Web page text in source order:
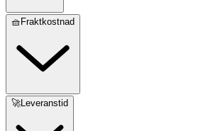
🧺Fraktkostnad
🚀Leveranstid